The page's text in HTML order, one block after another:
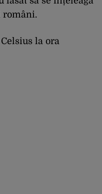
la ora